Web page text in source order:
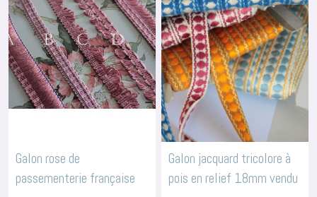
Galon rose de
passementerie française
Galon jacquard tricolore à
pois en relief 18mm vendu